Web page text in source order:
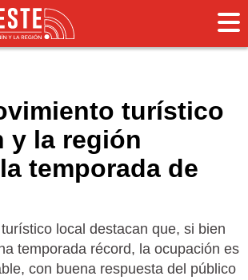
turístico
y la región
temporada de
local destacan que, si bien
temporada récord, la ocupación es
con buena respuesta del público